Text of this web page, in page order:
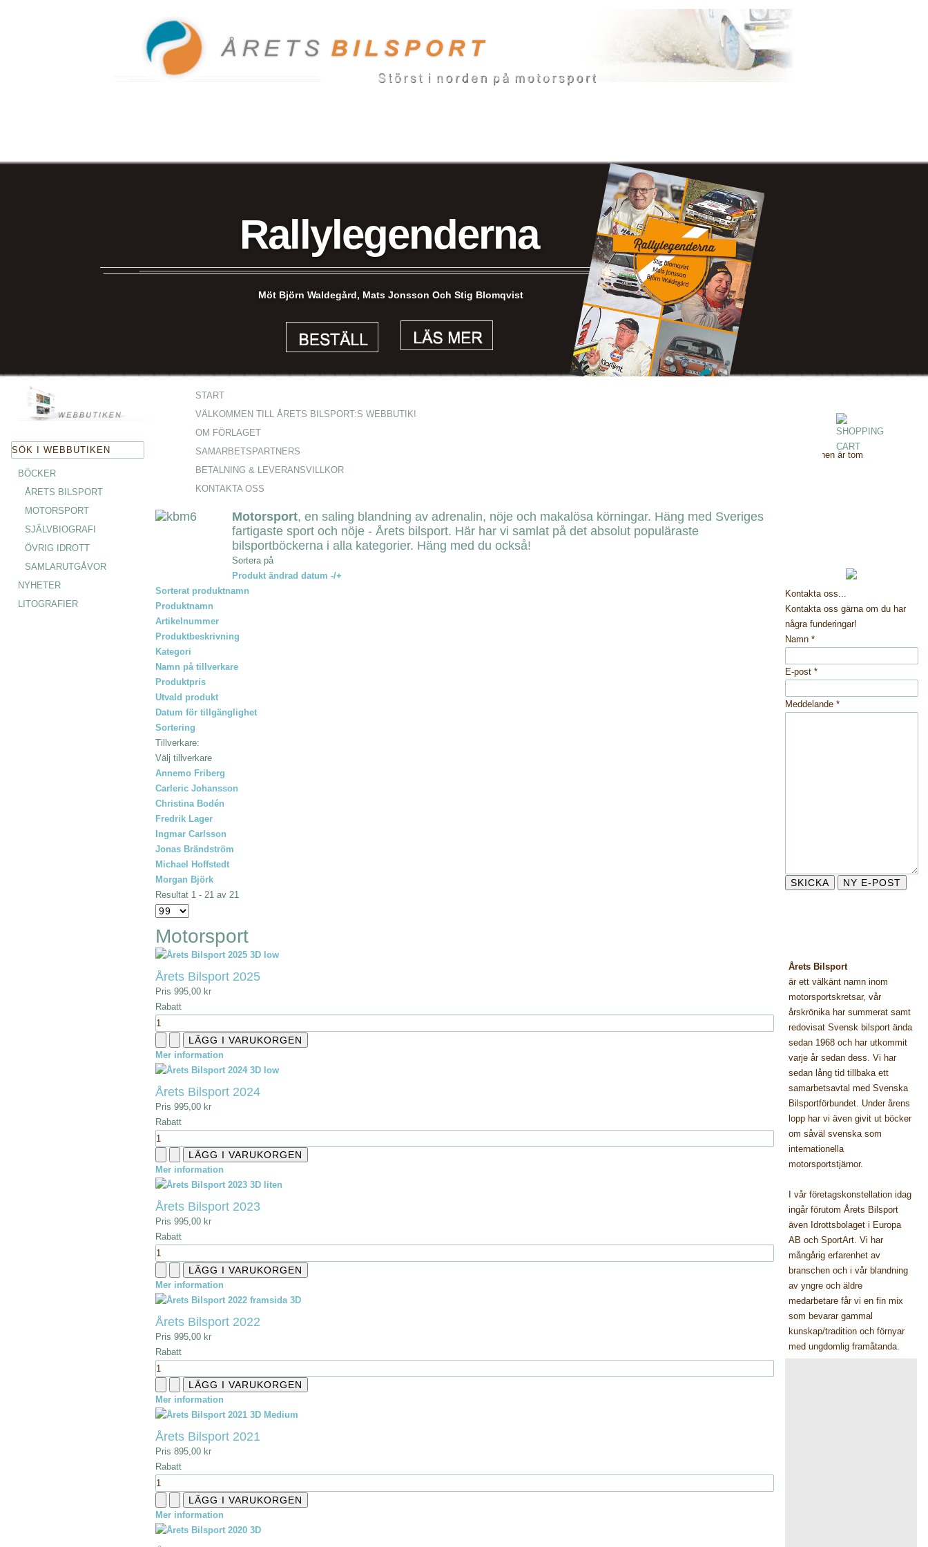
Rallylegenderna
Möt Björn Waldegård, Mats Jonsson Och Stig Blomqvist
BÖCKER
ÅRETS BILSPORT
MOTORSPORT
SJÄLVBIOGRAFI
ÖVRIG IDROTT
SAMLARUTGÅVOR
NYHETER
LITOGRAFIER
START
VÄLKOMMEN TILL ÅRETS BILSPORT:S WEBBUTIK!
OM FÖRLAGET
SAMARBETSPARTNERS
BETALNING & LEVERANSVILLKOR
KONTAKTA OSS
Motorsport, en saling blandning av adrenalin, nöje och makalösa körningar. Häng med Sveriges
fartigaste sport och nöje - Årets bilsport. Här har vi samlat på det absolut populäraste
bilsportböckerna i alla kategorier. Häng med du också!
Sortera på
Produkt ändrad datum -/+
Sorterat produktnamn
Produktnamn
Artikelnummer
Produktbeskrivning
Kategori
Namn på tillverkare
Produktpris
Utvald produkt
Datum för tillgänglighet
Sortering
Tillverkare:
Välj tillverkare
Annemo Friberg
Carleric Johansson
Christina Bodén
Fredrik Lager
Ingmar Carlsson
Jonas Brändström
Michael Hoffstedt
Morgan Björk
Resultat 1 - 21 av 21
Motorsport
Årets Bilsport 2025
Pris 995,00 kr
Rabatt
Mer information
Årets Bilsport 2024
Pris 995,00 kr
Rabatt
Mer information
Årets Bilsport 2023
Pris 995,00 kr
Rabatt
Mer information
Årets Bilsport 2022
Pris 995,00 kr
Rabatt
Mer information
Årets Bilsport 2021
Pris 895,00 kr
Rabatt
Mer information
Kundvagnen är tom
Kontakta oss...
Kontakta oss gärna om du har
några funderingar!
Namn *
E-post *
Meddelande *
Årets Bilsport
är ett välkänt namn inom
motorsportskretsar, vår
årskrönika har summerat samt
redovisat Svensk bilsport ända
sedan 1968 och har utkommit
varje år sedan dess. Vi har
sedan lång tid tillbaka ett
samarbetsavtal med Svenska
Bilsportförbundet. Under årens
lopp har vi även givit ut böcker
om såväl svenska som
internationella
motorsportstjärnor.
I vår företagskonstellation idag
ingår förutom Årets Bilsport
även Idrottsbolaget i Europa
AB och SportArt. Vi har
mångårig erfarenhet av
branschen och i vår blandning
av yngre och äldre
medarbetare får vi en fin mix
som bevarar gammal
kunskap/tradition och förnyar
med ungdomlig framåtanda.